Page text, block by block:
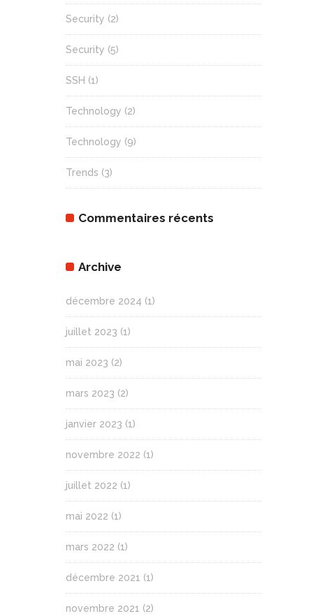
Security (2)
Security (5)
SSH (1)
Technology (2)
Technology (9)
Trends (3)
Commentaires récents
Archive
décembre 2024 (1)
juillet 2023 (1)
mai 2023 (2)
mars 2023 (2)
janvier 2023 (1)
novembre 2022 (1)
juillet 2022 (1)
mai 2022 (1)
mars 2022 (1)
décembre 2021 (1)
novembre 2021 (2)